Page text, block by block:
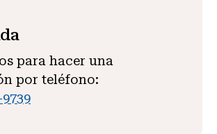
para hacer una
por teléfono: